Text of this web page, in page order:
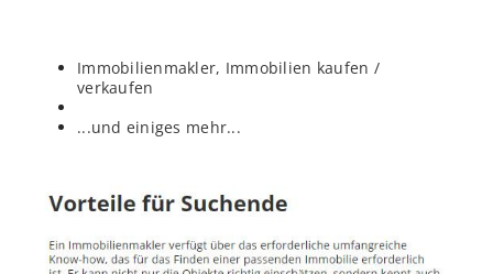
Immobilienmakler, Immobilien kaufen /
verkaufen
...und einiges mehr...